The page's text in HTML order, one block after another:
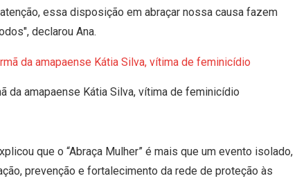
essa disposição em abraçar nossa causa fazem
declarou Ana.
da amapaense Kátia Silva, vítima de feminicídio
que o “Abraça Mulher” é mais que um evento isolado,
prevenção e fortalecimento da rede de proteção às